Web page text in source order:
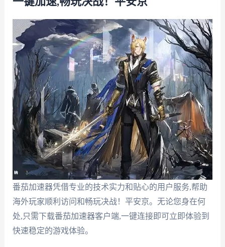
番茄加速器凭借专业的技术实力和贴心的用户服务,帮助
海外玩家顺利访问和畅玩决战！平安京。无论您身在何
处,只需下载番茄加速器客户端,一键连接即可立即体验到
快速稳定的游戏体验。